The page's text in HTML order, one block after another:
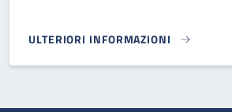
ULTERIORI INFORMAZIONI
ATTUAZIONE MISURE PNRR}